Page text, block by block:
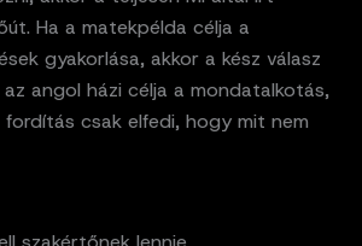
Ha a matekpélda célja a
gyakorlása, akkor a kész válasz
angol házi célja a mondatalkotás,
csak elfedi, hogy mit nem